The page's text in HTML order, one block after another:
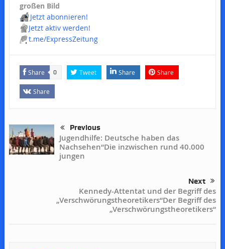
großen Bild
📬 Jetzt abonnieren!
📢 Jetzt aktiv werden!
💬 t.me/ExpressZeitung
Share 0 Tweet Share Share
Share
Previous
Jugendhilfe: Deutsche haben das
Nachsehen“Die inzwischen rund 40.000
jungen
Next
Kennedy-Attentat und der Begriff des
„Verschwörungstheoretikers“Der Begriff des
„Verschwörungstheoretikers“